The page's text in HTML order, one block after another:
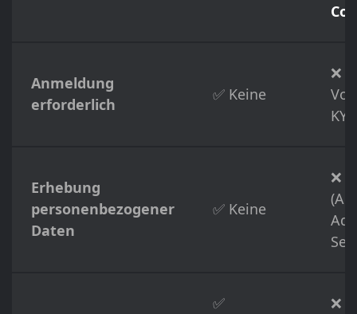
Anmeldung
erforderlich
✅ Keine
❌
Erhebung
personenbezogener
Daten
✅ Keine
❌
✅
❌